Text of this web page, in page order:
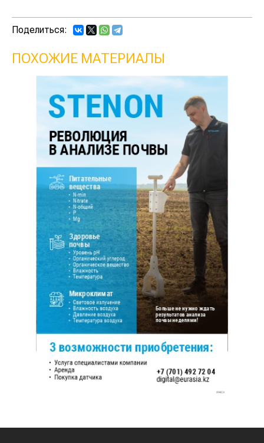
Поделиться:
ПОХОЖИЕ МАТЕРИАЛЫ